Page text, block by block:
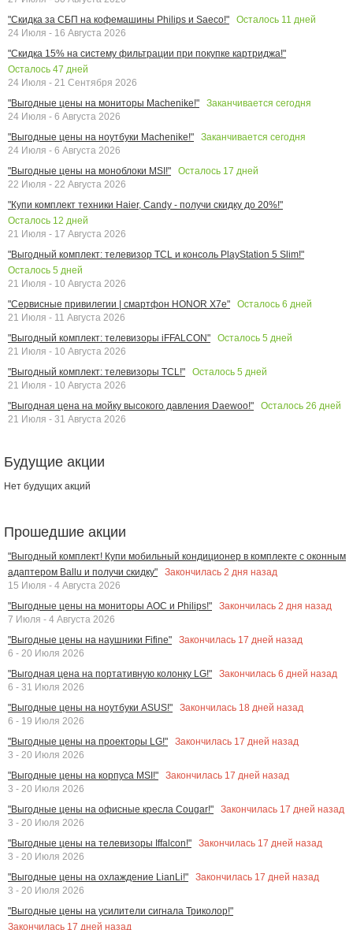
"Скидка за СБП на кофемашины Philips и Saeco!"
Осталось 11 дней
24 Июля - 16 Августа 2026
"Скидка 15% на систему фильтрации при покупке картриджа!"
Осталось 47 дней
24 Июля - 21 Сентября 2026
"Выгодные цены на мониторы Machenike!"
Заканчивается сегодня
24 Июля - 6 Августа 2026
"Выгодные цены на ноутбуки Machenike!"
Заканчивается сегодня
24 Июля - 6 Августа 2026
"Выгодные цены на моноблоки MSI!"
Осталось 17 дней
22 Июля - 22 Августа 2026
"Купи комплект техники Haier, Candy - получи скидку до 20%!"
Осталось 12 дней
21 Июля - 17 Августа 2026
"Выгодный комплект: телевизор TCL и консоль PlayStation 5 Slim!"
Осталось 5 дней
21 Июля - 10 Августа 2026
"Сервисные привилегии | смартфон HONOR X7e"
Осталось 6 дней
21 Июля - 11 Августа 2026
"Выгодный комплект: телевизоры iFFALCON"
Осталось 5 дней
21 Июля - 10 Августа 2026
"Выгодный комплект: телевизоры TCL!"
Осталось 5 дней
21 Июля - 10 Августа 2026
"Выгодная цена на мойку высокого давления Daewoo!"
Осталось 26 дней
21 Июля - 31 Августа 2026
Будущие акции
Нет будущих акций
Прошедшие акции
"Выгодный комплект! Купи мобильный кондиционер в комплекте с оконным
адаптером Ballu и получи скидку"
Закончилась 2 дня назад
15 Июля - 4 Августа 2026
"Выгодные цены на мониторы AOC и Philips!"
Закончилась 2 дня назад
7 Июля - 4 Августа 2026
"Выгодные цены на наушники Fifine"
Закончилась 17 дней назад
6 - 20 Июля 2026
"Выгодная цена на портативную колонку LG!"
Закончилась 6 дней назад
6 - 31 Июля 2026
"Выгодные цены на ноутбуки ASUS!"
Закончилась 18 дней назад
6 - 19 Июля 2026
"Выгодные цены на проекторы LG!"
Закончилась 17 дней назад
3 - 20 Июля 2026
"Выгодные цены на корпуса MSI!"
Закончилась 17 дней назад
3 - 20 Июля 2026
"Выгодные цены на офисные кресла Cougar!"
Закончилась 17 дней назад
3 - 20 Июля 2026
"Выгодные цены на телевизоры Iffalcon!"
Закончилась 17 дней назад
3 - 20 Июля 2026
"Выгодные цены на охлаждение LianLi!"
Закончилась 17 дней назад
3 - 20 Июля 2026
"Выгодные цены на усилители сигнала Триколор!"
Закончилась 17 дней назад